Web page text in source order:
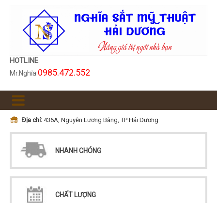
HOTLINE
Mr.Nghĩa 0985.472.552
Địa chỉ: 436A, Nguyễn Lương Bằng, TP Hải Dương
NHANH CHÓNG
CHẤT LƯỢNG